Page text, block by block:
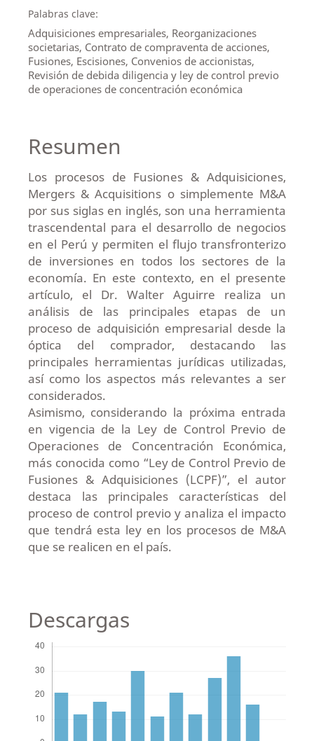
Palabras clave:
Adquisiciones empresariales, Reorganizaciones
societarias, Contrato de compraventa de acciones,
Fusiones, Escisiones, Convenios de accionistas,
Revisión de debida diligencia y ley de control previo
de operaciones de concentración económica
Resumen
Los procesos de Fusiones & Adquisiciones,
Mergers & Acquisitions o simplemente M&A
por sus siglas en inglés, son una herramienta
trascendental para el desarrollo de negocios
en el Perú y permiten el flujo transfronterizo
de inversiones en todos los sectores de la
economía. En este contexto, en el presente
artículo, el Dr. Walter Aguirre realiza un
análisis de las principales etapas de un
proceso de adquisición empresarial desde la
óptica del comprador, destacando las
principales herramientas jurídicas utilizadas,
así como los aspectos más relevantes a ser
considerados.
Asimismo, considerando la próxima entrada
en vigencia de la Ley de Control Previo de
Operaciones de Concentración Económica,
más conocida como “Ley de Control Previo de
Fusiones & Adquisiciones (LCPF)”, el autor
destaca las principales características del
proceso de control previo y analiza el impacto
que tendrá esta ley en los procesos de M&A
que se realicen en el país.
Descargas